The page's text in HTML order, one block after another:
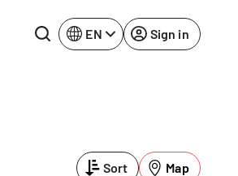
EN Sign in
Sort Map